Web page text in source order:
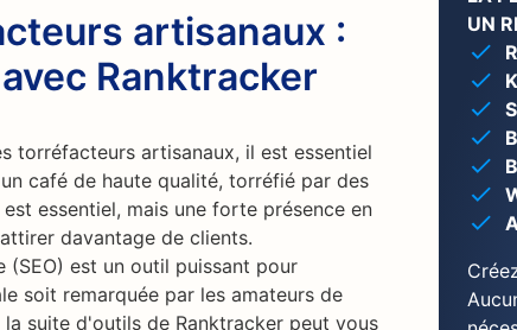
artisanaux :
Ranktracker
torréfacteurs artisanaux, il est essentiel
café de haute qualité, torréfié par des
essentiel, mais une forte présence en
davantage de clients.
est un outil puissant pour
soit remarquée par les amateurs de
suite d'outils de Ranktracker peut vous
UN